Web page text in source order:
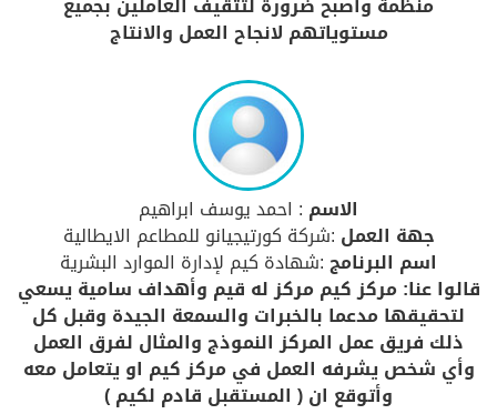
مستوياتهم لانجاح العمل والانتاج
الاسم : احمد يوسف ابراهيم
جهة العمل :شركة كورتيجيانو للمطاعم الايطالية
اسم البرنامج:شهادة كيم لإدارة الموارد البشرية
قالوا عنا: مركز كيم مركز له قيم وأهداف سامية يسعي
لتحقيقها مدعما بالخبرات والسمعة الجيدة وقبل كل
ذلك فريق عمل المركز النموذج والمثال لفرق العمل
وأي شخص يشرفه العمل في مركز كيم او يتعامل معه
وأتوقع ان ( المستقبل قادم لكيم )